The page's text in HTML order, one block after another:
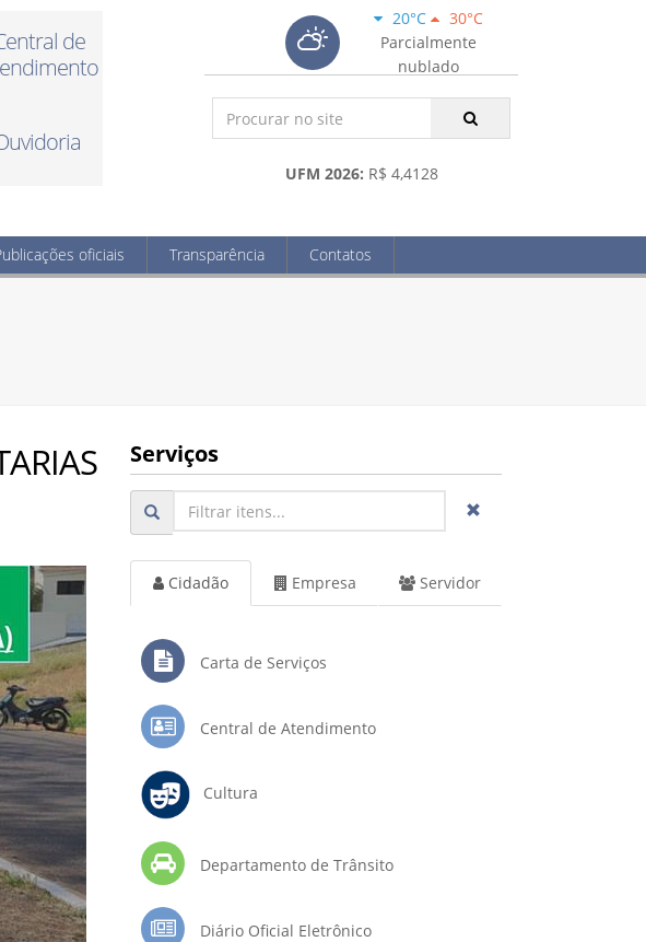
de
20°C
30°C
Parcialmente
nublado
UFM 2026: R$ 4,4128
oficiais Transparência Contatos
Serviços
Cidadão Empresa Servidor
Carta de Serviços
Central de Atendimento
Cultura
Departamento de Trânsito
Diário Oficial Eletrônico